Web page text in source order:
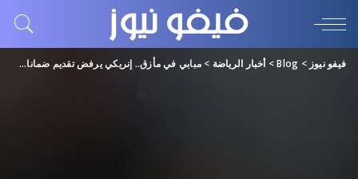
فيفو نيوز >
Blog
> أخبار الرياضة > مبابي في مأزق.. إنريكي يرفض تقديم ضمانات لنجم باريس سان جيرمان